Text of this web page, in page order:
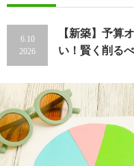
6.10
2026
【新築】予算
い！賢く削る